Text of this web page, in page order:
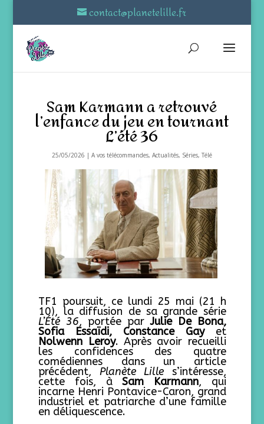
contact@planetelille.fr
Sam Karmann a retrouvé
l’enfance du jeu en tournant
L’été 36
25/05/2026 | A vos télécommandes, Actualités, Séries, Télé
TF1 poursuit, ce lundi 25 mai (21 h
10), la diffusion de sa grande série
L’Été 36, portée parJulie De Bona,
Sofia Essaïdi, Constance Gayet
Nolwenn Leroy. Après avoir recueilli
les confidences des quatre
comédiennes dans un article
précédent, Planète Lille s’intéresse,
cette fois, àSam Karmann, qui
incarne Henri Pontavice-Caron, grand
industriel et patriarche d’une famille
en déliquescence.